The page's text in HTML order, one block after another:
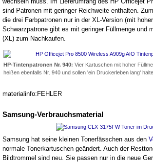
sind Patronen mit geringer Reichweite enthalten.
die drei Farbpatronen nur in der XL-Version (mit
Schwarzpatrone gibt es mit geringer Füllmenge und
(XL) zum Nachkaufen.
HP-Tintenpatronen Nr. 940: Vier Kartuschen mit hoher
heißen ebenfalls Nr. 940 und sollen 'ein Druckerleben lang'
materialinfo:FEHLER
Samsung-Verbrauchsmaterial
Samsung hat seine kleinen Tonerfässchen aus den
normale Tonerkartuschen geändert. Auch der
Bildtrommel sind neu. Sie passen nur in die neue